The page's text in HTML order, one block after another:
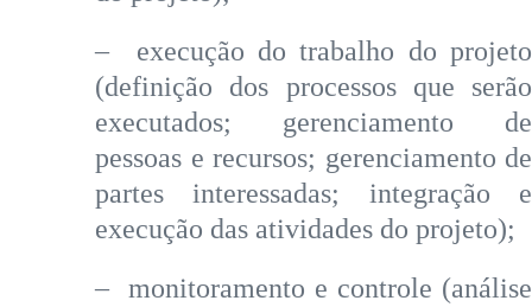
– execução do trabalho do projeto
(definição dos processos que serão
executados; gerenciamento de
pessoas e recursos; gerenciamento de
partes interessadas; integração e
execução das atividades do projeto);
– monitoramento e controle (análise